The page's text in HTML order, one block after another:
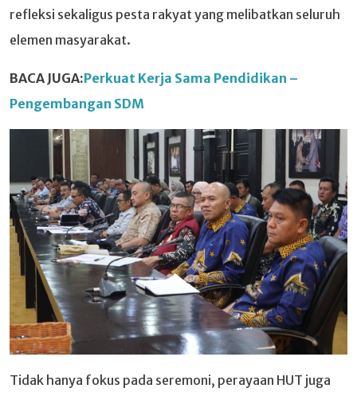
refleksi sekaligus pesta rakyat yang melibatkan seluruh
elemen masyarakat.
BACA JUGA:Perkuat Kerja Sama Pendidikan –
Pengembangan SDM
Tidak hanya fokus pada seremoni, perayaan HUT juga